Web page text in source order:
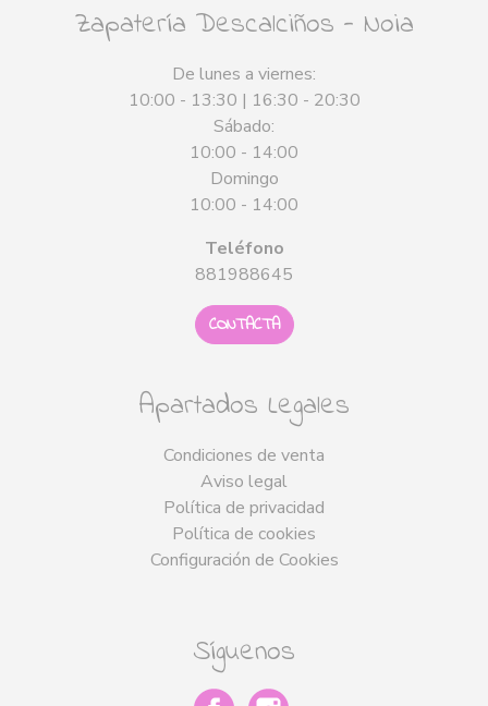
Zapatería Descalciños - Noia
De lunes a viernes:
10:00 - 13:30 | 16:30 - 20:30
Sábado:
10:00 - 14:00
Domingo
10:00 - 14:00
Teléfono
881988645
CONTACTA
Apartados Legales
Condiciones de venta
Aviso legal
Política de privacidad
Política de cookies
Configuración de Cookies
Síguenos